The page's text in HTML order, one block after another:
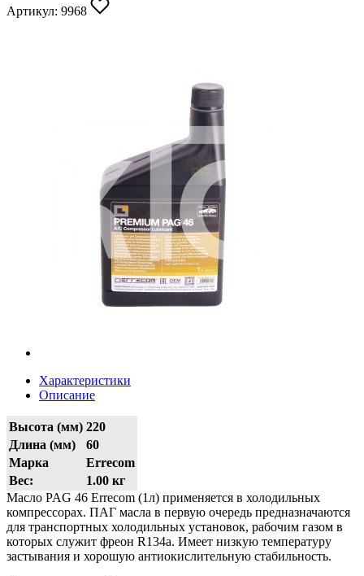
Артикул: 9968
Характеристики
Описание
Высота (мм) 220
Длина (мм)
60
Марка
Errecom
Вес:
1.00 кг
Масло PAG 46 Errecom (1л) применяется в холодильных
компрессорах. ПАГ масла в первую очередь предназначаются
для транспортных холодильных установок, рабочим газом в
которых служит фреон R134a. Имеет низкую температуру
застывания и хорошую антиокислительную стабильность.